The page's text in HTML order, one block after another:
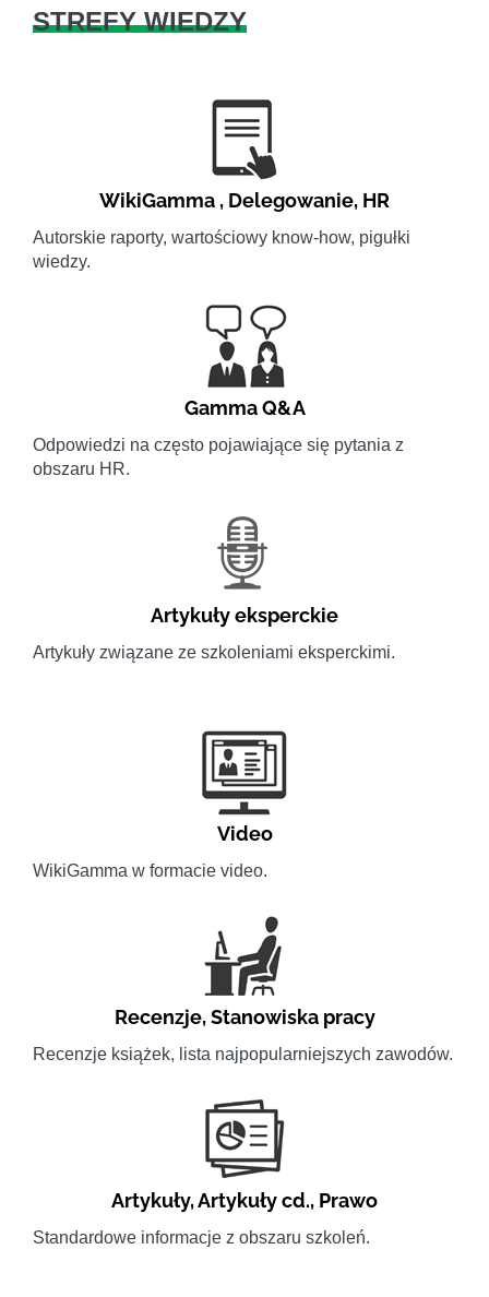
STREFY WIEDZY
WikiGamma , Delegowanie, HR
Autorskie raporty, wartościowy know-how, pigułki
wiedzy.
Gamma Q&A
Odpowiedzi na często pojawiające się pytania z
obszaru HR.
Artykuły eksperckie
Artykuły związane ze szkoleniami eksperckimi.
Video
WikiGamma w formacie video.
Recenzje,Stanowiska pracy
Recenzje książek, lista najpopularniejszych zawodów.
Artykuły,Artykuły cd., Prawo
Standardowe informacje z obszaru szkoleń.